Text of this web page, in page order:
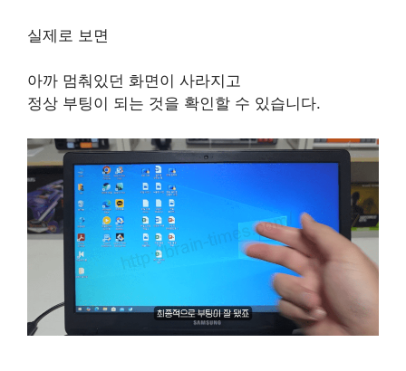
실제로 보면
아까 멈춰있던 화면이 사라지고
정상 부팅이 되는 것을 확인할 수 있습니다.